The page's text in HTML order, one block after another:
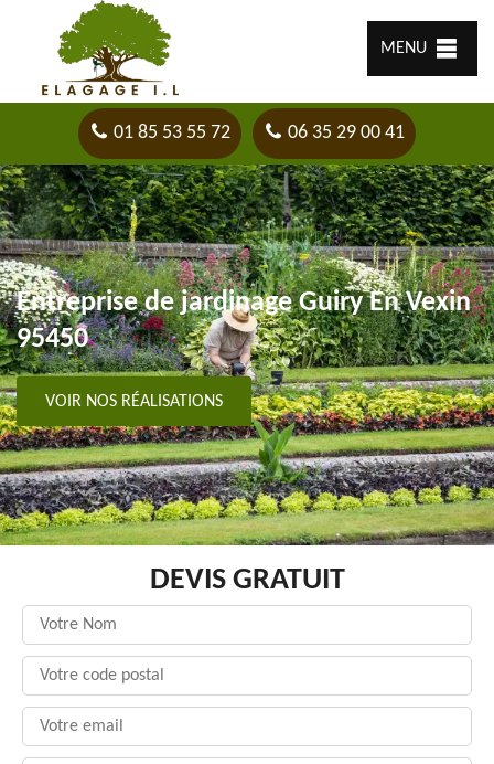
MENU
01 85 53 55 72 06 35 29 00 41
Entreprise de jardinage Guiry En Vexin
95450
VOIR NOS RÉALISATIONS
DEVIS GRATUIT